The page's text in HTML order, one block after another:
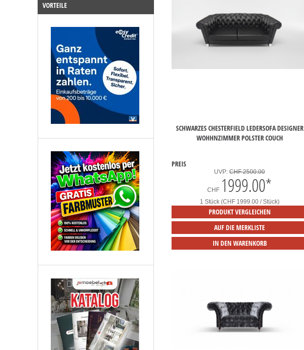
SCHWARZES CHESTERFIELD LEDERSOFA DESIGNER
WOHHNZIMMER POLSTER COUCH
PREIS
UVP:CHF 2500.00
CHF 1999.00*
1 Stück (CHF 1999.00 / Stück)
PRODUKT VERGLEICHEN
AUF DIE MERKLISTE
IN DEN WARENKORB
VORTEILE